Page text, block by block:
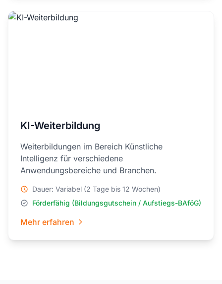
KI-Weiterbildung
Weiterbildungen im Bereich Künstliche
Intelligenz für verschiedene
Anwendungsbereiche und Branchen.
Dauer: Variabel (2 Tage bis 12 Wochen)
Förderfähig (Bildungsgutschein / Aufstiegs-BAföG)
Mehr erfahren